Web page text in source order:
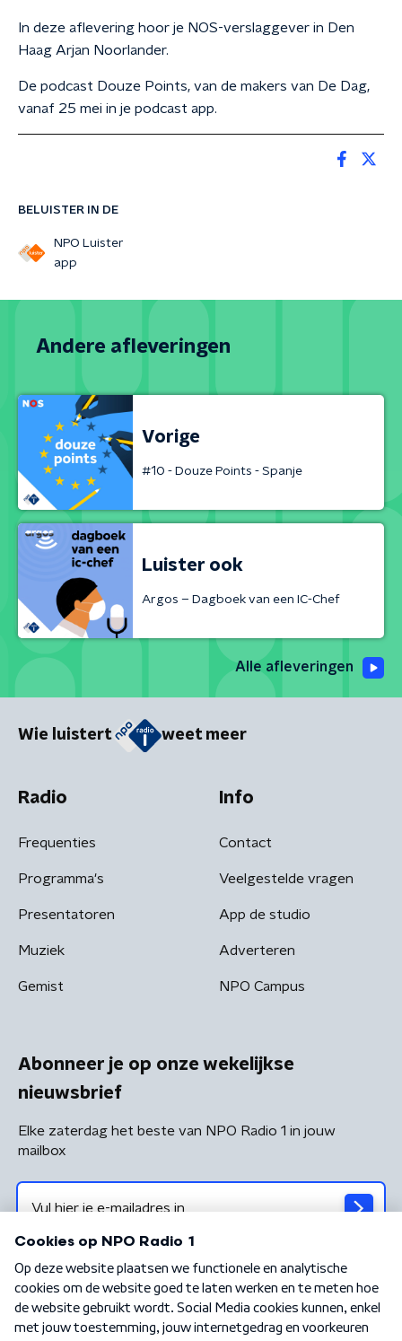
BELUISTER IN DE
NPO Luister
app
In deze aflevering hoor je NOS-verslaggever in Den
Haag Arjan Noorlander.
De podcast Douze Points, van de makers van De Dag,
vanaf 25 mei in je podcast app.
Andere afleveringen
Vorige
#10 - Douze Points - Spanje
Luister ook
Argos – Dagboek van een IC-Chef
Alle afleveringen
Wie luistert weet meer
Radio
Frequenties
Programma's
Presentatoren
Muziek
Gemist
Info
Contact
Veelgestelde vragen
App de studio
Adverteren
NPO Campus
Abonneer je op onze wekelijkse
nieuwsbrief
Elke zaterdag het beste van NPO Radio 1 in jouw
mailbox
Algemene voorwaarden